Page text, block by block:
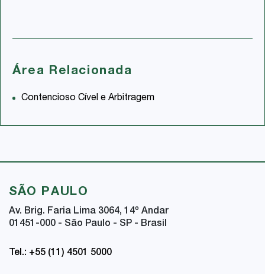
Área Relacionada
Contencioso Cível e Arbitragem
SÃO PAULO
Av. Brig. Faria Lima 3064, 14º Andar
01451-000 - São Paulo - SP - Brasil
Tel.: +55 (11) 4501 5000